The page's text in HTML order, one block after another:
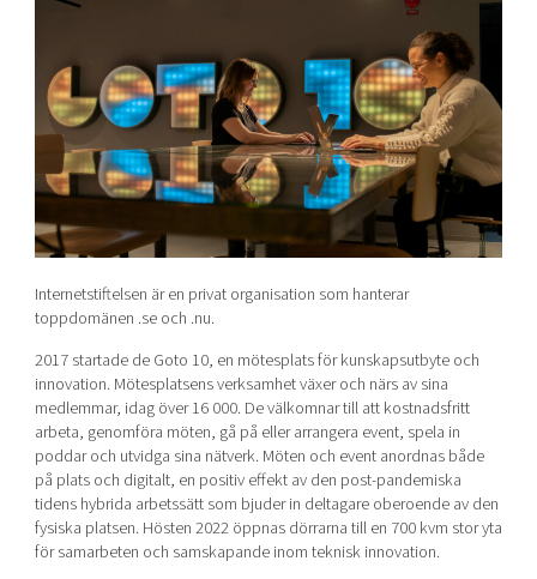
Reach out to us
Internetstiftelsen är en privat organisation som hanterar
toppdomänen .se och .nu.
2017 startade de Goto 10, en mötesplats för kunskapsutbyte och
innovation. Mötesplatsens verksamhet växer och närs av sina
medlemmar, idag över 16 000. De välkomnar till att kostnadsfritt
arbeta, genomföra möten, gå på eller arrangera event, spela in
poddar och utvidga sina nätverk. Möten och event anordnas både
på plats och digitalt, en positiv effekt av den post-pandemiska
tidens hybrida arbetssätt som bjuder in deltagare oberoende av den
fysiska platsen. Hösten 2022 öppnas dörrarna till en 700 kvm stor yta
för samarbeten och samskapande inom teknisk innovation.